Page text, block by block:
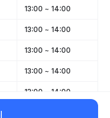
13:00 ~ 14:00
13:00 ~ 14:00
13:00 ~ 14:00
13:00 ~ 14:00
13:00 ~ 14:00